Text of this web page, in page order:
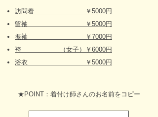
訪問着 ￥5000円
留袖 ￥5000円
振袖 ￥7000円
袴 （女子）￥6000円
浴衣 ￥5000円
★POINT：着付け師さんのお名前をコピー